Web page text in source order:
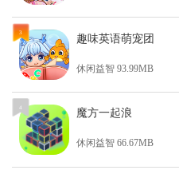
3 趣味英语萌宠团
休闲益智 93.99MB
4 魔方一起浪
休闲益智 66.67MB